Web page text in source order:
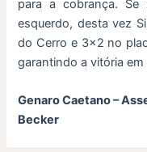
para a cobrança.
esquerdo, desta vez
do Cerro e 3×2 no
garantindo a vitória
Genaro Caetano –
Becker